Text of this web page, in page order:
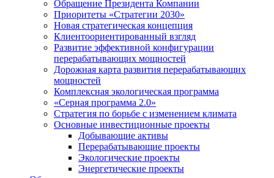
Обращение Президента Компании
Приоритеты «Стратегии 2030»
Новая стратегическая концепция
Клиентоориентированный взгляд
Развитие эффективной конфигурации
перерабатывающих мощностей
Дорожная карта развития перерабатывающих
мощностей
Комплексная экологическая программа
«Серная программа 2.0»
Стратегия по борьбе с изменением климата
Основные инвестиционные проекты
Добывающие активы
Перерабатывающие проекты
Экологические проекты
Энергетические проекты